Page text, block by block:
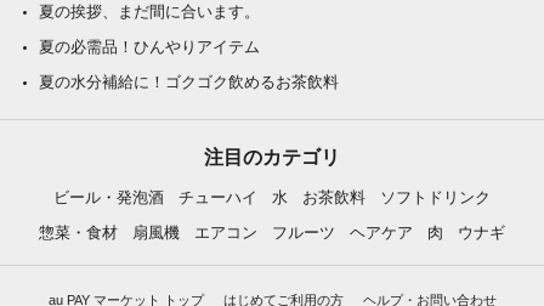
夏の挨拶、まだ間に合います。
夏の必需品！ひんやりアイテム
夏の水分補給に！ゴクゴク飲めるお茶飲料
注目のカテゴリ
ビール・発泡酒 チューハイ 水 お茶飲料
ソフトドリンク
惣菜・食材
扇風機 エアコン フルーツ ヘアケア 肉 ウナギ
au PAY マーケット トップ はじめてご利用の方 ヘルプ・お問い合わせ